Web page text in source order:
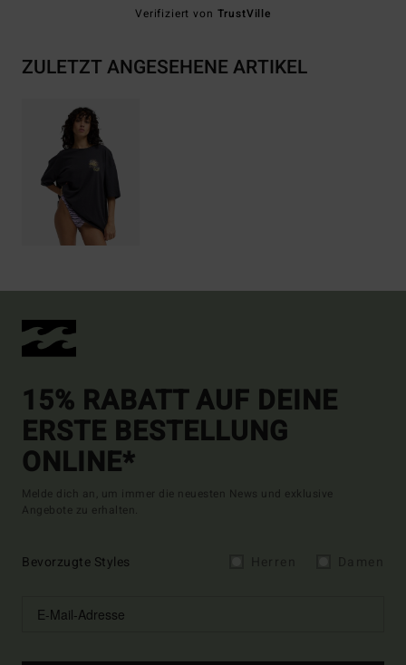
Verifiziert von TrustVille
ZULETZT ANGESEHENE ARTIKEL
15% RABATT AUF DEINE
ERSTE BESTELLUNG
ONLINE*
Melde dich an, um immer die neuesten News und exklusive
Angebote zu erhalten.
Bevorzugte Styles